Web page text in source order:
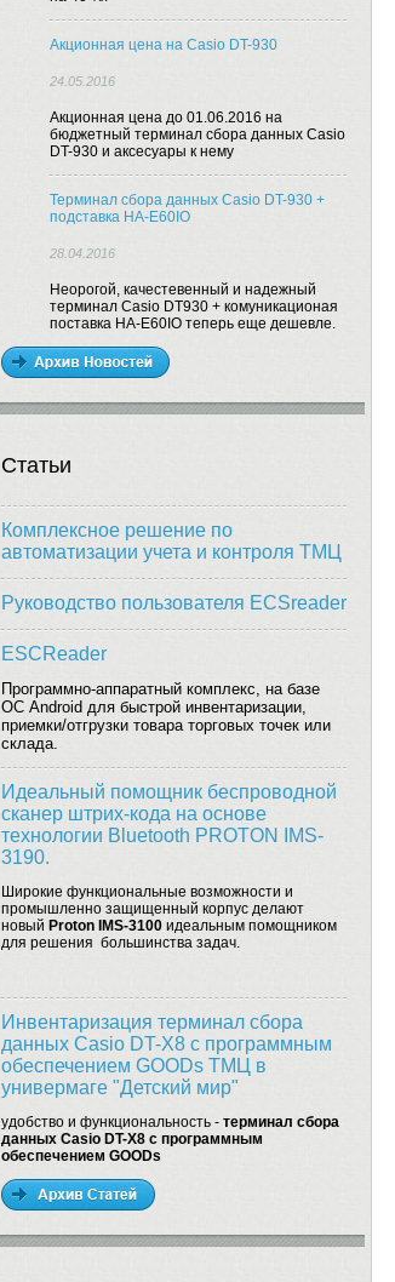
Акционная цена на Casio DT-930
24.05.2016
Акционная цена до 01.06.2016 на
бюджетный терминал сбора данных Casio
DT-930 и аксесуары к нему
Терминал сбора данных Casio DT-930 +
подставка HA-E60IO
28.04.2016
Неорогой, качестевенный и надежный
терминал Casio DT930 + комуникационая
поставка HA-E60IO теперь еще дешевле.
Статьи
Комплексное решение по
автоматизации учета и контроля ТМЦ
Руководство пользователя ECSreader
ESCReader
Программно-аппаратный комплекс, на базе
ОС Android для быстрой инвентаризации,
приемки/отгрузки товара торговых точек или
склада.
Идеальный помощник беспроводной
сканер штрих-кода на основе
технологии Bluetooth PROTON IMS-
3190.
Широкие функциональные возможности и
промышленно защищенный корпус делают
новый Proton IMS-3100 идеальным помощником
для решения большинства задач.
Инвентаризация терминал сбора
данных Casio DT-X8 с программным
обеспечением GOODs ТМЦ в
универмаге "Детский мир"
удобство и функциональность - терминал сбора
данных Casio DT-X8 с программным
обеспечением GOODs